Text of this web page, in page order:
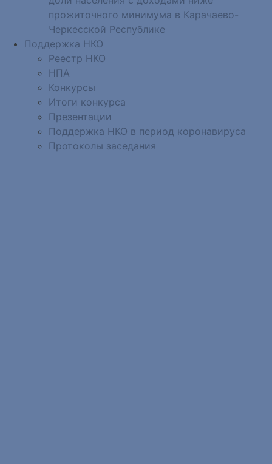
прожиточного минимума в Карачаево-
Черкесской Республике
Поддержка НКО
Реестр НКО
НПА
Конкурсы
Итоги конкурса
Презентации
Поддержка НКО в период коронавируса
Протоколы заседания